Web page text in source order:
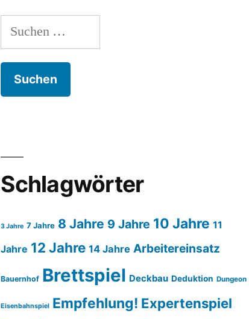
Suchen
nach:
Schlagwörter
3 Jahre 7 Jahre 8 Jahre 9 Jahre 10 Jahre 11
Jahre 12 Jahre 14 Jahre Arbeitereinsatz
Bauernhof Brettspiel Deckbau Deduktion Dungeon
Eisenbahnspiel Empfehlung! Expertenspiel